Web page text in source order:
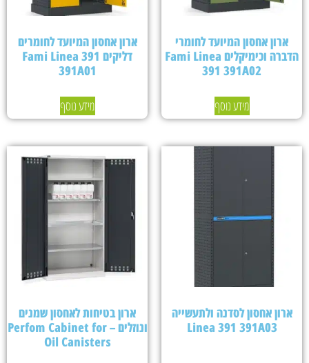
ארון אחסון המיועד לחומרי
הדברה וכימיקלים Fami Linea
391 391A02
מידע נוסף
ארון אחסון המיועד לחומרים
דליקים Fami Linea 391
391A01
מידע נוסף
ארון אחסון לסדנה ולתעשייה
Linea 391 391A03
ארון בטיחות לאחסון שמנים
ונוזלים – Perfom Cabinet for
Oil Canisters